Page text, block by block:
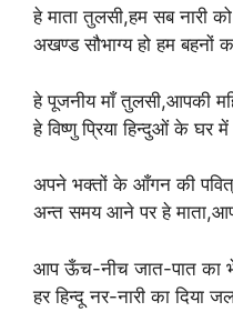
हे माता तुलसी,हम सब नारी
अखण्ड सौभाग्य हो हम बहनों
हे पूजनीय माँ तुलसी,आपकी
हे विष्णु प्रिया हिन्दुओं के घर
अपने भक्तों के आँगन की
अन्त समय आने पर हे माता,आप
आप ऊँच-नीच जात-पात का
हर हिन्दू नर-नारी का दिया